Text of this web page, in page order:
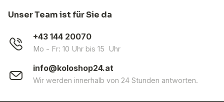
Unser Team ist für Sie da
+43 144 20070
Mo - Fr: 10 Uhr bis 15 Uhr
info@koloshop24.at
Wir werden innerhalb von 24 Stunden antworten.